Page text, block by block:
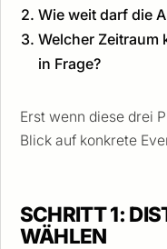
Wie weit darf die
Welcher Zeitraum
in Frage?
Erst wenn diese drei
Blick auf konkrete
SCHRITT 1:
WÄHLEN